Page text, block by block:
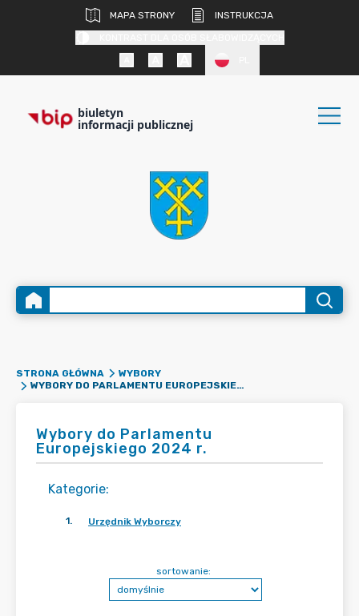
MAPA STRONY
INSTRUKCJA
biuletyn
informacji publicznej
STRONA GŁÓWNA
WYBORY
WYBORY DO PARLAMENTU EUROPEJSKIEGO 2024 R.
Wybory do Parlamentu
Europejskiego 2024 r.
Kategorie:
1. Urzędnik Wyborczy
sortowanie: